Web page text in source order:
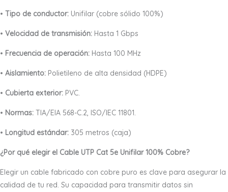
• Tipo de conductor: Unifilar (cobre sólido 100%)
• Velocidad de transmisión: Hasta 1 Gbps
• Frecuencia de operación: Hasta 100 MHz
• Aislamiento: Polietileno de alta densidad (HDPE)
• Cubierta exterior: PVC.
• Normas: TIA/EIA 568-C.2, ISO/IEC 11801.
• Longitud estándar: 305 metros (caja)
¿Por qué elegir el Cable UTP Cat 5e Unifilar 100% Cobre?
Elegir un cable fabricado con cobre puro es clave para asegurar la
calidad de tu red. Su capacidad para transmitir datos sin